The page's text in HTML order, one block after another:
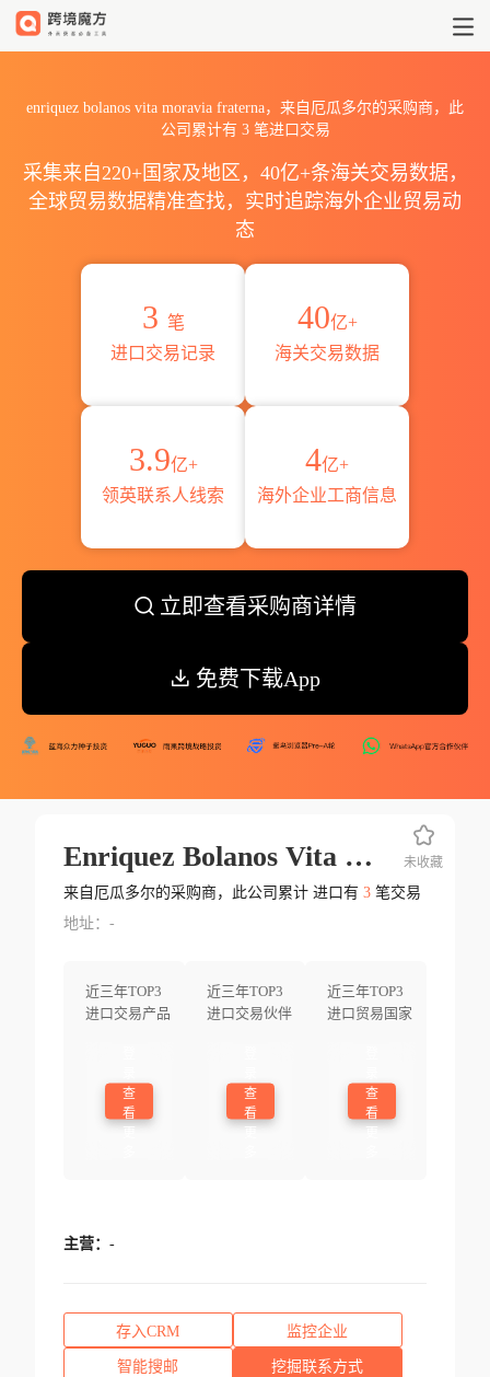
enriquez bolanos vita moravia fraterna，来自厄瓜多尔的采购商，此
公司累计有 3笔进口交易
采集来自220+国家及地区，40亿+条海关交易数据，
全球贸易数据精准查找，实时追踪海外企业贸易动
态
3 笔
进口交易记录
40亿+
海关交易数据
3.9亿+
领英联系人线索
4亿+
海外企业工商信息
立即查看采购商详情
免费下载App
Enriquez Bolanos Vita Moravia Fraterna
来自厄瓜多尔的采购商，此公司累计 进口有 3笔交易
地址：-
近三年TOP3
进口交易产品
查
看
近三年TOP3
进口交易伙伴
查
看
近三年TOP3
进口贸易国家
查
看
未收藏
主营： -
存入CRM 监控企业
智能搜邮 挖掘联系方式